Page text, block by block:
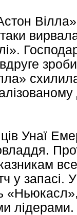
Унаї
у запасі.
лідерами.